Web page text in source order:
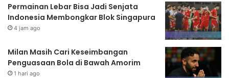
Permainan Lebar Bisa Jadi Senjata
Indonesia Membongkar Blok Singapura
4 jam ago
Milan Masih Cari Keseimbangan
Penguasaan Bola di Bawah Amorim
1 hari ago